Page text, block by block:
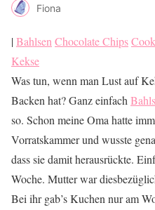
Fiona
|Bahlsen Chocolate Chips
Kekse
Was tun, wenn man Lust auf
Backen hat? Ganz einfach
so. Schon meine Oma hatte
Vorratskammer und wusste
dass sie damit herausrückte.
Woche. Mutter war
Bei ihr gab’s Kuchen nur am